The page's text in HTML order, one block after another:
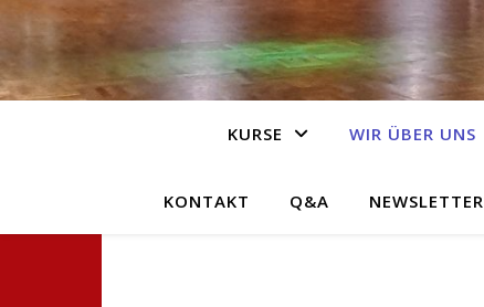
KURSE WIR ÜBER UNS
KONTAKT Q&A NEWSLETTER